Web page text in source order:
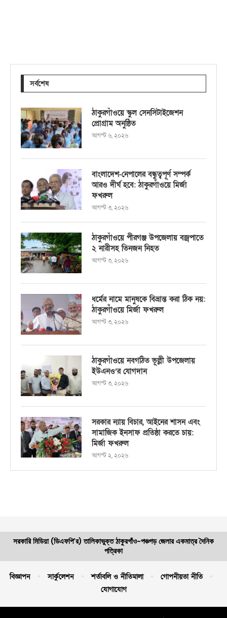
সর্বশেষ
ঠাকুরগাঁওয়ে স্কুল সেনসিটাইজেশন
প্রোগ্রাম অনুষ্ঠিত
আগস্ট ৬, ২০২৬
বাংলাদেশ-নেপালের বন্ধুত্বপূর্ণ সম্পর্ক
আরও দীর্ঘ হবে: ঠাকুরগাঁওয়ে মির্জা
ফখরুল
আগস্ট ৩, ২০২৬
ঠাকুরগাঁওয়ে পীরগঞ্জ উপজেলায় বজ্রপাতে
২ নারীসহ তিনজন নিহত
আগস্ট ৩, ২০২৬
ধর্মের নামে মানুষকে বিভ্রান্ত করা ঠিক নয়:
ঠাকুরগাঁওয়ে মির্জা ফখরুল
আগস্ট ৩, ২০২৬
ঠাকুরগাঁওয়ে নবগঠিত ভূল্লী উপজেলায়
ইউএনও’র যোগদান
আগস্ট ৩, ২০২৬
সরকার ন্যায় বিচার, আইনের শাসন এবং
সামাজিক ইনসাফ প্রতিষ্ঠা করতে চায়:
মির্জা ফখরুল
আগস্ট ২, ২০২৬
সরকারি মিডিয়া (ডিএফপি’র) তালিকাভুক্ত ঠাকুরগাঁও-পঞ্চগড় জেলার একমাত্র দৈনিক
পত্রিকা
বিজ্ঞাপন সার্কুলেশন শর্তাবলি ও নীতিমালা
গোপনীয়তা নীতি
যোগাযোগ